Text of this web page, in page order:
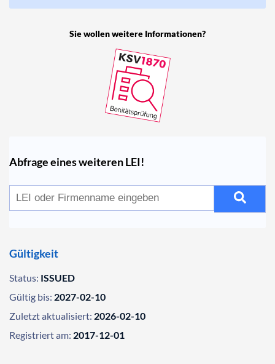
Sie wollen weitere Informationen?
Abfrage eines weiteren LEI!
Gültigkeit
Status: ISSUED
Gültig bis: 2027-02-10
Zuletzt aktualisiert: 2026-02-10
Registriert am: 2017-12-01